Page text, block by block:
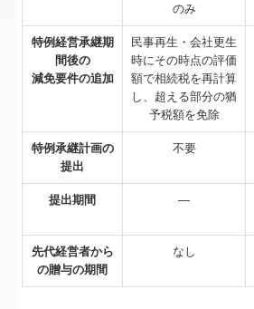
のみ
特例経営承継期
間後の
減免要件の追加
民事再生・会社更生
時にその時点の評価
額で相続税を再計算
し、超える部分の猶
予税額を免除
特例承継計画の
提出
不要
提出期間 ―
先代経営者から
の贈与の期間
なし